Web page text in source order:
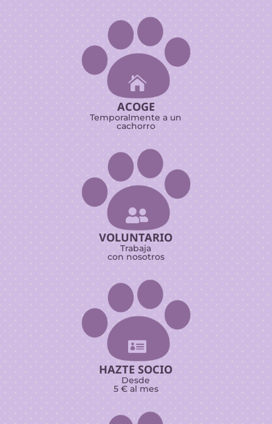

ACOGE
Temporalmente a un
cachorro

VOLUNTARIO
Trabaja
con nosotros

HAZTE SOCIO
Desde
5 € al mes